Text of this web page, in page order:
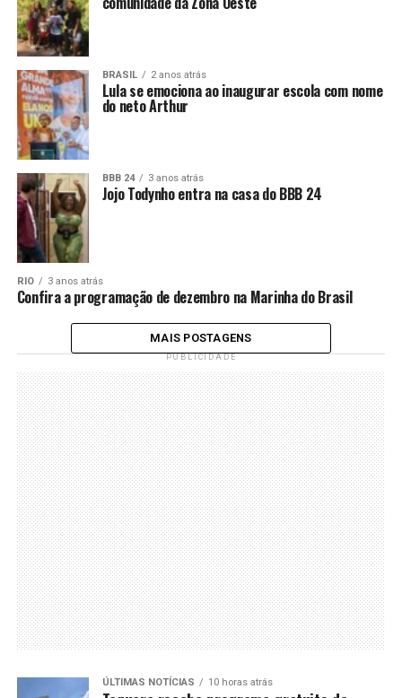
BRASIL 2 anos atrás
Lula se emociona ao inaugurar escola com nome
do neto Arthur
BBB 24 3 anos atrás
Jojo Todynho entra na casa do BBB 24
RIO 3 anos atrás
Confira a programação de dezembro na Marinha do Brasil
MAIS POSTAGENS
PUBLICIDADE
ÚLTIMAS NOTÍCIAS 10 horas atrás